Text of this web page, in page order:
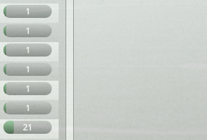
1
1
1
1
1
1
21